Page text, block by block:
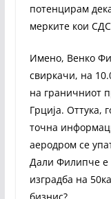
потенцирам
мерките кои
Имено, Венко
свиркачи, на
на граничниот
Грција. Оттука,
точна
аеродром се
Дали Филипче е
изградба на